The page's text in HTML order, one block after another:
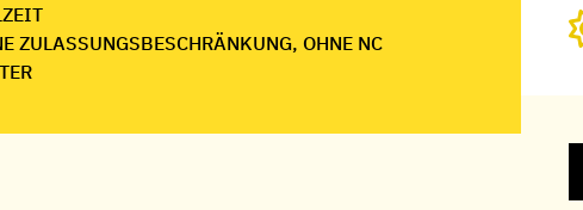
ZULASSUNGSBESCHRÄNKUNG, OHNE NC